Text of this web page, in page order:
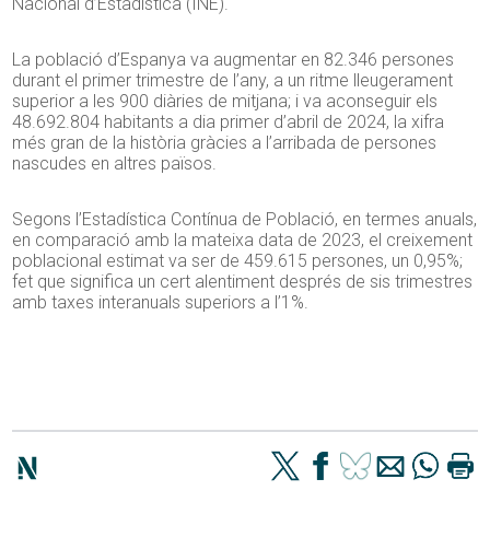
Nacional d’Estadística (INE).
La població d’Espanya va augmentar en 82.346 persones
durant el primer trimestre de l’any, a un ritme lleugerament
superior a les 900 diàries de mitjana; i va aconseguir els
48.692.804 habitants a dia primer d’abril de 2024, la xifra
més gran de la història gràcies a l’arribada de persones
nascudes en altres països.
Segons l’Estadística Contínua de Població, en termes anuals,
en comparació amb la mateixa data de 2023, el creixement
poblacional estimat va ser de 459.615 persones, un 0,95%;
fet que significa un cert alentiment després de sis trimestres
amb taxes interanuals superiors a l’1%.